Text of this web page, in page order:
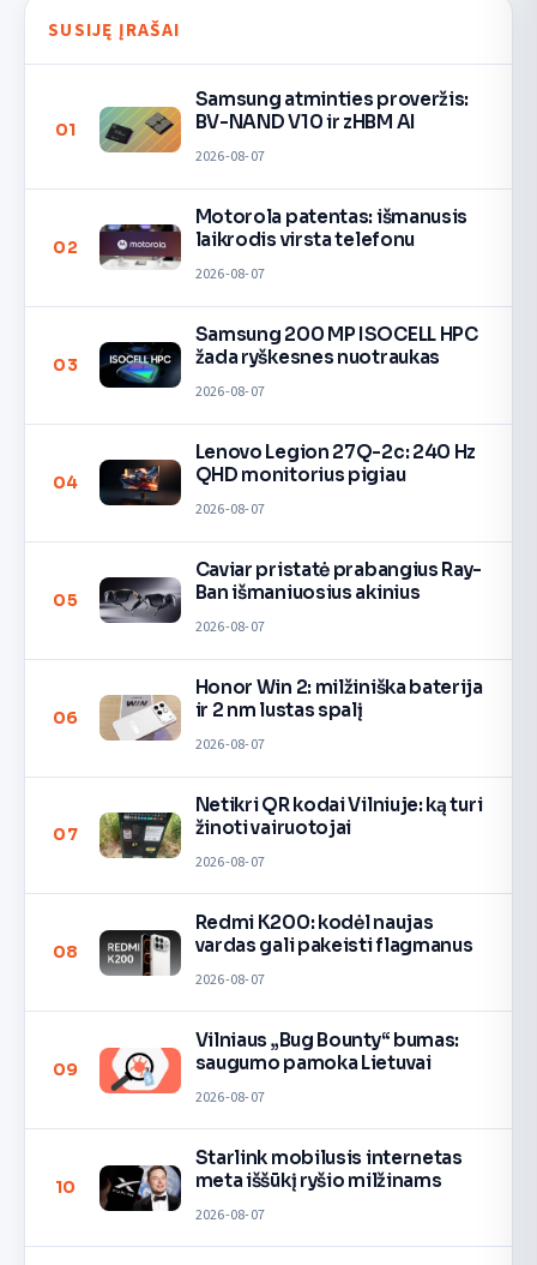
SUSIJĘ ĮRAŠAI
01
Samsung atminties proveržis:
BV-NAND V10 ir zHBM AI
2026-08-07
02
Motorola patentas: išmanusis
laikrodis virsta telefonu
2026-08-07
03
Samsung 200 MP ISOCELL HPC
žada ryškesnes nuotraukas
2026-08-07
04
Lenovo Legion 27Q-2c: 240 Hz
QHD monitorius pigiau
2026-08-07
05
Caviar pristatė prabangius Ray-
Ban išmaniuosius akinius
2026-08-07
06
Honor Win 2: milžiniška baterija
ir 2 nm lustas spalį
2026-08-07
07
Netikri QR kodai Vilniuje: ką turi
žinoti vairuotojai
2026-08-07
08
Redmi K200: kodėl naujas
vardas gali pakeisti flagmanus
2026-08-07
09
Vilniaus „Bug Bounty“ bumas:
saugumo pamoka Lietuvai
2026-08-07
10
Starlink mobilusis internetas
meta iššūkį ryšio milžinams
2026-08-07